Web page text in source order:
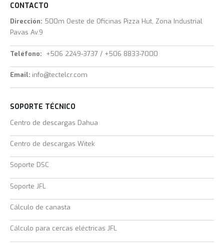
CONTACTO
Dirección: 500m Oeste de Oficinas Pizza Hut, Zona Industrial
Pavas Av.9
Teléfono: +506 2249-3737 / +506 8833-7000
Email: info@tectelcr.com
SOPORTE TÉCNICO
Centro de descargas Dahua
Centro de descargas Witek
Soporte DSC
Soporte JFL
Cálculo de canasta
Cálculo para cercas eléctricas JFL